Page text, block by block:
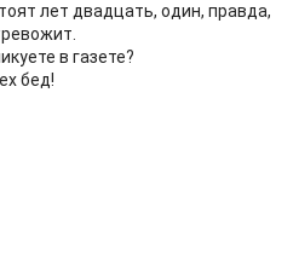
лет двадцать, один, правда,
в газете?
бед!